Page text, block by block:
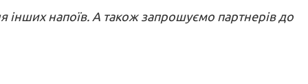
інших напоїв. А також запрошуємо партнерів до